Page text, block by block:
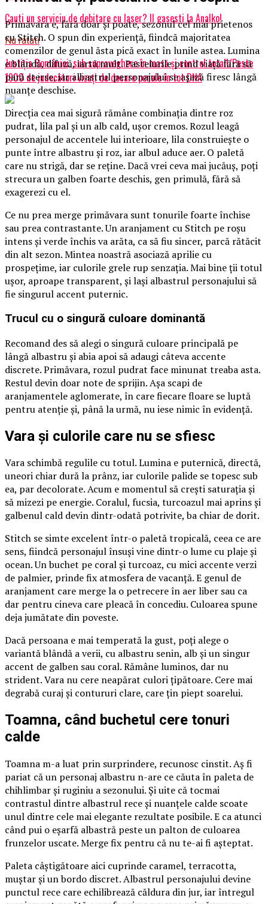
Cauti un serviciu de debitare cu laser? Il gasesti la Analko!
Nu ratati
Justiţia României, sub supraveghere în masă şi control total!/Peste
1900 de judecători vizaţi de dosare penale în tot DNA
Primăvara e, fără doar și poate, sezonul cel mai prietenos
cu Stitch. O spun din experiență, fiindcă majoritatea
comenzilor de genul ăsta pică exact în lunile astea. Lumina
e blândă, difuză, iartă mult. Pastelurile prind viață fără să
pară sterse, iar albastrul personajului se așază firesc lângă
nuanțe deschise.
Direcția cea mai sigură rămâne combinația dintre roz
pudrat, lila pal și un alb cald, ușor cremos. Rozul leagă
personajul de accentele lui interioare, lila construiește o
punte între albastru și roz, iar albul aduce aer. O paletă
care nu strigă, dar se reține. Dacă vrei ceva mai jucăuș, poți
strecura un galben foarte deschis, gen primulă, fără să
exagerezi cu el.
Ce nu prea merge primăvara sunt tonurile foarte închise
sau prea contrastante. Un aranjament cu Stitch pe roșu
intens și verde închis va arăta, ca să fiu sincer, parcă rătăcit
din alt sezon. Mintea noastră asociază aprilie cu
prospețime, iar culorile grele rup senzația. Mai bine ții totul
ușor, aproape transparent, și lași albastrul personajului să
fie singurul accent puternic.
Trucul cu o singură culoare dominantă
Recomand des să alegi o singură culoare principală pe
lângă albastru și abia apoi să adaugi câteva accente
discrete. Primăvara, rozul pudrat face minunat treaba asta.
Restul devin doar note de sprijin. Așa scapi de
aranjamentele aglomerate, în care fiecare floare se luptă
pentru atenție și, până la urmă, nu iese nimic în evidență.
Vara și culorile care nu se sfiesc
Vara schimbă regulile cu totul. Lumina e puternică, directă,
uneori chiar dură la prânz, iar culorile palide se topesc sub
ea, par decolorate. Acum e momentul să crești saturația și
să mizezi pe energie. Coralul, fucsia, turcoazul mai aprins și
galbenul cald devin dintr-odată potrivite, ba chiar de dorit.
Stitch se simte excelent într-o paletă tropicală, ceea ce are
sens, fiindcă personajul însuși vine dintr-o lume cu plaje și
ocean. Un buchet pe coral și turcoaz, cu mici accente verzi
de palmier, prinde fix atmosfera de vacanță. E genul de
aranjament care merge la o petrecere în aer liber sau ca
dar pentru cineva care pleacă în concediu. Culoarea spune
deja jumătate din poveste.
Dacă persoana e mai temperată la gust, poți alege o
variantă blândă a verii, cu albastru senin, alb și un singur
accent de galben sau coral. Rămâne luminos, dar nu
strident. Vara nu cere neapărat culori țipătoare. Cere mai
degrabă curaj și contururi clare, care țin piept soarelui.
Toamna, când buchetul cere tonuri
calde
Toamna m-a luat prin surprindere, recunosc cinstit. Aș fi
pariat că un personaj albastru n-are ce căuta în paleta de
chihlimbar și ruginiu a sezonului. Și uite că tocmai
contrastul dintre albastrul rece și nuanțele calde scoate
unul dintre cele mai elegante rezultate posibile. E ca atunci
când pui o eșarfă albastră peste un palton de culoarea
frunzelor uscate. Merge fix pentru că nu te-ai fi așteptat.
Paleta câștigătoare aici cuprinde caramel, terracotta,
muștar și un bordo discret. Albastrul personajului devine
punctul rece care echilibrează căldura din jur, iar întregul